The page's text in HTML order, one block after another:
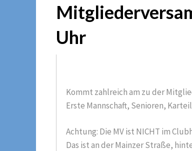
Uhr
Kommt zahlreich am zu der
Erste Mannschaft, Senioren,
Achtung: Die MV ist NICHT im
Das ist an der Mainzer Straße,